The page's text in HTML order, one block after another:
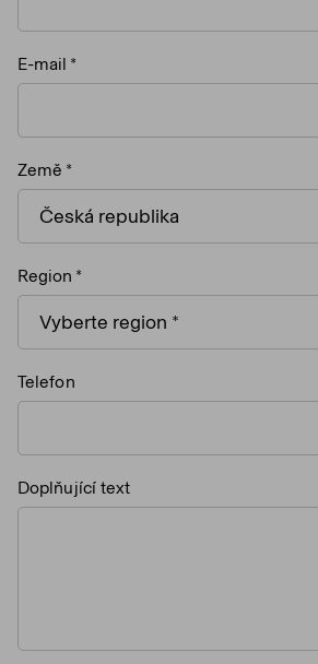
E-mail
Země
Region
Telefon
Doplňující text